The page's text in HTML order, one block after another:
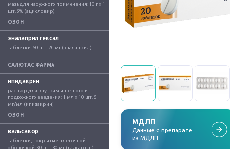
мазь для наружного применения: 10 г x 1
шт. 5% (ацикловир)
ОЗОН
эналаприл гексал
таблетки: 50 шт. 20 мг (эналаприл)
САЛЮТАС ФАРМА
ипидакрин
раствор для внутримышечного и
подкожного введения: 1 мл x 10 шт. 5
мг/мл (ипидакрин)
ОЗОН
вальсакор
таблетки, покрытые плёночной
оболочкой: 30 шт. 80 мг (валсартан)
МДЛП
Данные о препарате
из МДЛП